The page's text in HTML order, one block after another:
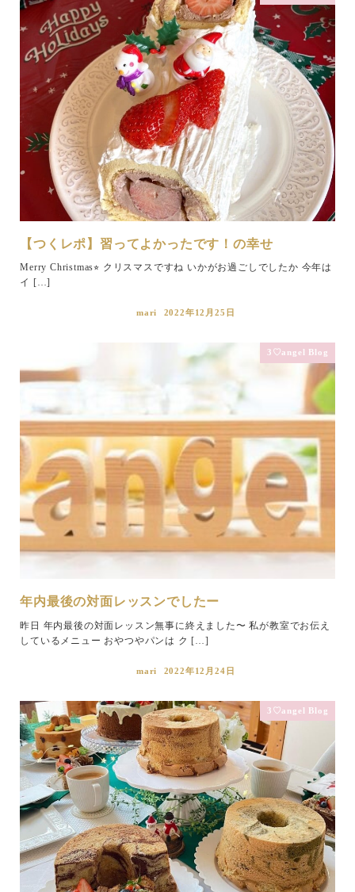
【つくレポ】習ってよかったです！の幸せ
Merry Christmas⭐︎ クリスマスですね いかがお過ごしでしたか 今年は
イ […]
mari 2022年12月25日
3♡angel Blog
年内最後の対面レッスンでしたー
昨日 年内最後の対面レッスン無事に終えました〜 私が教室でお伝え
しているメニュー おやつやパンは ク […]
mari 2022年12月24日
3♡angel Blog